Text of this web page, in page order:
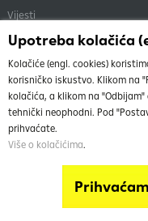
Upotreba kolačića
Kolačiće (engl. cookies)
korisničko iskustvo. Klikom na
kolačića, a klikom na
tehnički neophodni. Pod
prihvaćate.
Više o kolačićima.
Vijesti
Menadžment
Dokumenti i objave
O nama
Uvjeti korištenja stranice